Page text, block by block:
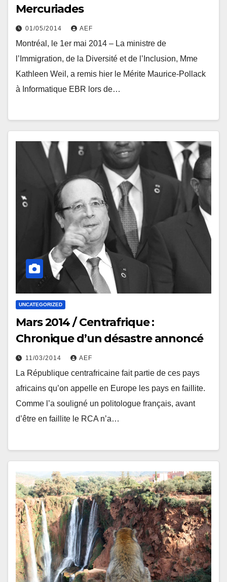
Mercuriades
01/05/2014 AEF
Montréal, le 1er mai 2014 – La ministre de
l’Immigration, de la Diversité et de l’Inclusion, Mme
Kathleen Weil, a remis hier le Mérite Maurice-Pollack
à Informatique EBR lors de…
UNCATEGORIZED
Mars 2014 / Centrafrique :
Chronique d’un désastre annoncé
11/03/2014 AEF
La République centrafricaine fait partie de ces pays
africains qu’on appelle en Europe les pays en faillite.
Comme l’a souligné un politologue français, avant
d’être en faillite le RCA n’a…